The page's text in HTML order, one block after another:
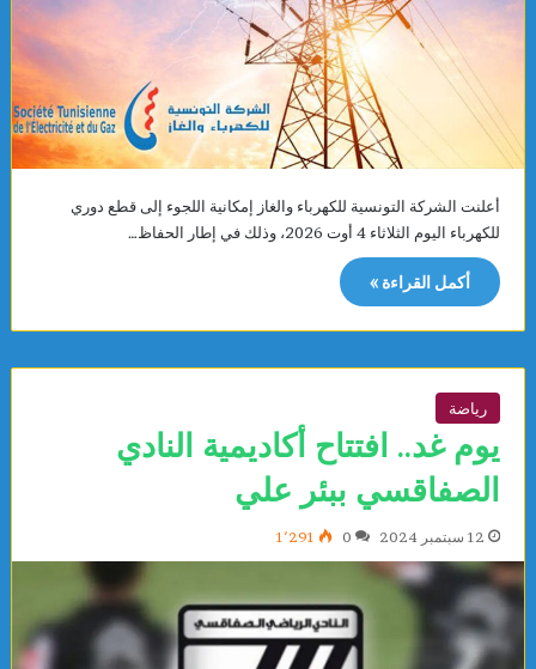
أعلنت الشركة التونسية للكهرباء والغاز إمكانية اللجوء إلى قطع دوري
للكهرباء اليوم الثلاثاء 4 أوت 2026، وذلك في إطار الحفاظ…
أكمل القراءة »
رياضة
يوم غد.. افتتاح أكاديمية النادي
الصفاقسي ببئر علي
12 سبتمبر 2024 0 1٬291